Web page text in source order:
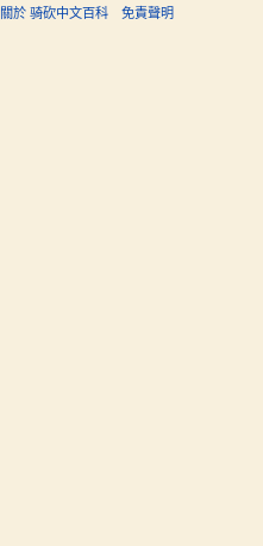
關於 骑砍中文百科 免責聲明